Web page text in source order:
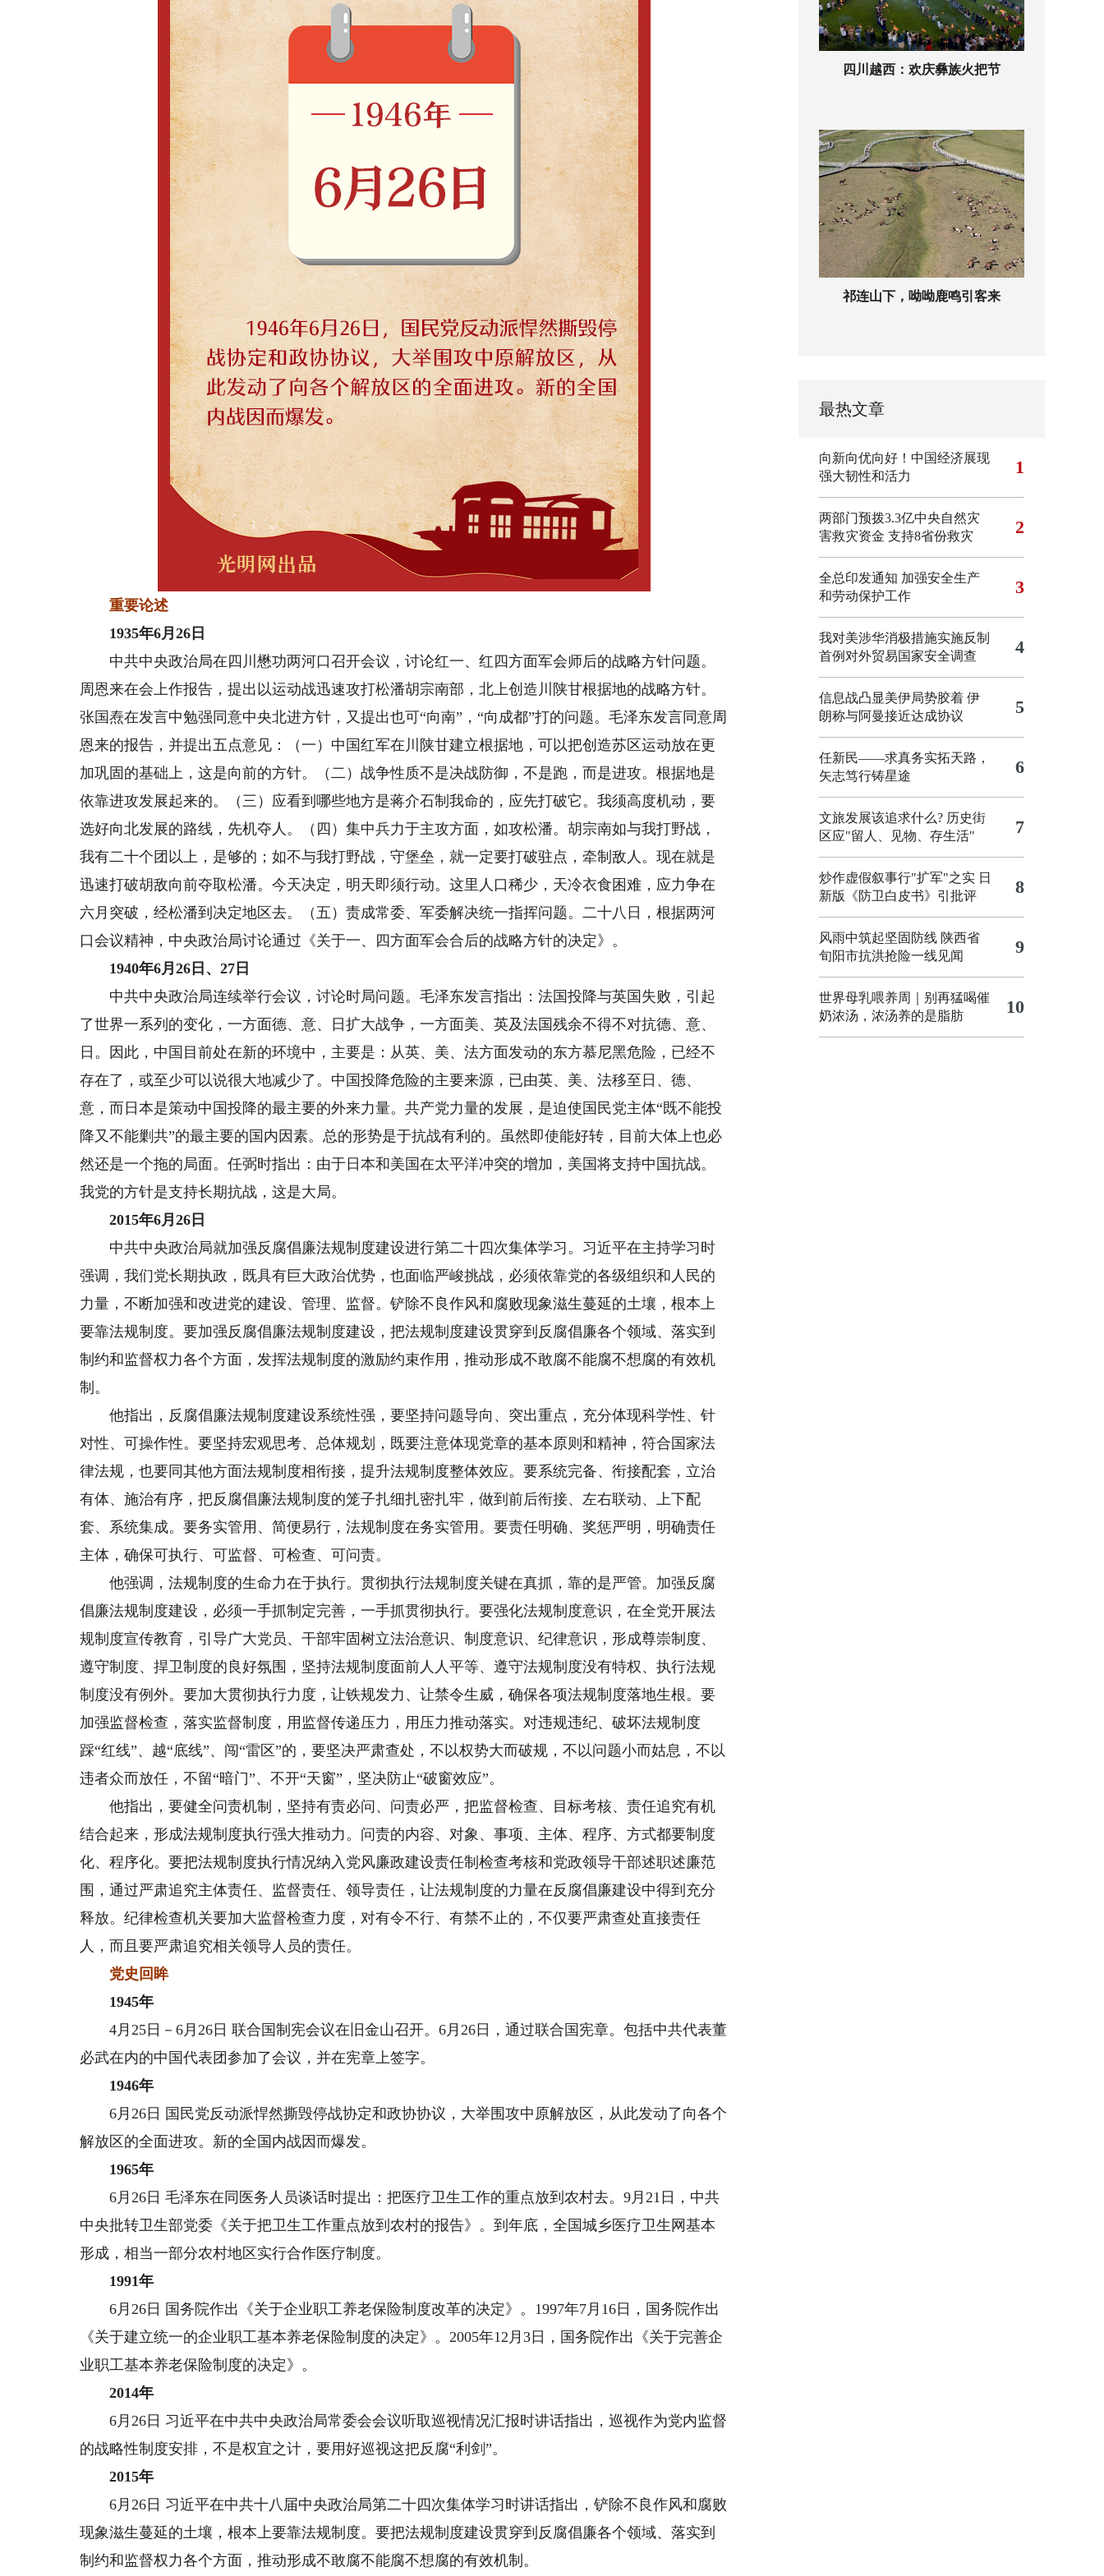
重要论述
1935年6月26日
中共中央政治局在四川懋功两河口召开会议，讨论红一、红四方面军会师后的战略方针问题。
周恩来在会上作报告，提出以运动战迅速攻打松潘胡宗南部，北上创造川陕甘根据地的战略方针。
张国焘在发言中勉强同意中央北进方针，又提出也可“向南”，“向成都”打的问题。毛泽东发言同意周
恩来的报告，并提出五点意见：（一）中国红军在川陕甘建立根据地，可以把创造苏区运动放在更
加巩固的基础上，这是向前的方针。（二）战争性质不是决战防御，不是跑，而是进攻。根据地是
依靠进攻发展起来的。（三）应看到哪些地方是蒋介石制我命的，应先打破它。我须高度机动，要
选好向北发展的路线，先机夺人。（四）集中兵力于主攻方面，如攻松潘。胡宗南如与我打野战，
我有二十个团以上，是够的；如不与我打野战，守堡垒，就一定要打破驻点，牵制敌人。现在就是
迅速打破胡敌向前夺取松潘。今天决定，明天即须行动。这里人口稀少，天冷衣食困难，应力争在
六月突破，经松潘到决定地区去。（五）责成常委、军委解决统一指挥问题。二十八日，根据两河
口会议精神，中央政治局讨论通过《关于一、四方面军会合后的战略方针的决定》。
1940年6月26日、27日
中共中央政治局连续举行会议，讨论时局问题。毛泽东发言指出：法国投降与英国失败，引起
了世界一系列的变化，一方面德、意、日扩大战争，一方面美、英及法国残余不得不对抗德、意、
日。因此，中国目前处在新的环境中，主要是：从英、美、法方面发动的东方慕尼黑危险，已经不
存在了，或至少可以说很大地减少了。中国投降危险的主要来源，已由英、美、法移至日、德、
意，而日本是策动中国投降的最主要的外来力量。共产党力量的发展，是迫使国民党主体“既不能投
降又不能剿共”的最主要的国内因素。总的形势是于抗战有利的。虽然即使能好转，目前大体上也必
然还是一个拖的局面。任弼时指出：由于日本和美国在太平洋冲突的增加，美国将支持中国抗战。
我党的方针是支持长期抗战，这是大局。
2015年6月26日
中共中央政治局就加强反腐倡廉法规制度建设进行第二十四次集体学习。习近平在主持学习时
强调，我们党长期执政，既具有巨大政治优势，也面临严峻挑战，必须依靠党的各级组织和人民的
力量，不断加强和改进党的建设、管理、监督。铲除不良作风和腐败现象滋生蔓延的土壤，根本上
要靠法规制度。要加强反腐倡廉法规制度建设，把法规制度建设贯穿到反腐倡廉各个领域、落实到
制约和监督权力各个方面，发挥法规制度的激励约束作用，推动形成不敢腐不能腐不想腐的有效机
制。
他指出，反腐倡廉法规制度建设系统性强，要坚持问题导向、突出重点，充分体现科学性、针
对性、可操作性。要坚持宏观思考、总体规划，既要注意体现党章的基本原则和精神，符合国家法
律法规，也要同其他方面法规制度相衔接，提升法规制度整体效应。要系统完备、衔接配套，立治
有体、施治有序，把反腐倡廉法规制度的笼子扎细扎密扎牢，做到前后衔接、左右联动、上下配
套、系统集成。要务实管用、简便易行，法规制度在务实管用。要责任明确、奖惩严明，明确责任
主体，确保可执行、可监督、可检查、可问责。
他强调，法规制度的生命力在于执行。贯彻执行法规制度关键在真抓，靠的是严管。加强反腐
倡廉法规制度建设，必须一手抓制定完善，一手抓贯彻执行。要强化法规制度意识，在全党开展法
规制度宣传教育，引导广大党员、干部牢固树立法治意识、制度意识、纪律意识，形成尊崇制度、
遵守制度、捍卫制度的良好氛围，坚持法规制度面前人人平等、遵守法规制度没有特权、执行法规
制度没有例外。要加大贯彻执行力度，让铁规发力、让禁令生威，确保各项法规制度落地生根。要
加强监督检查，落实监督制度，用监督传递压力，用压力推动落实。对违规违纪、破坏法规制度
踩“红线”、越“底线”、闯“雷区”的，要坚决严肃查处，不以权势大而破规，不以问题小而姑息，不以
违者众而放任，不留“暗门”、不开“天窗”，坚决防止“破窗效应”。
他指出，要健全问责机制，坚持有责必问、问责必严，把监督检查、目标考核、责任追究有机
结合起来，形成法规制度执行强大推动力。问责的内容、对象、事项、主体、程序、方式都要制度
化、程序化。要把法规制度执行情况纳入党风廉政建设责任制检查考核和党政领导干部述职述廉范
围，通过严肃追究主体责任、监督责任、领导责任，让法规制度的力量在反腐倡廉建设中得到充分
释放。纪律检查机关要加大监督检查力度，对有令不行、有禁不止的，不仅要严肃查处直接责任
人，而且要严肃追究相关领导人员的责任。
党史回眸
1945年
4月25日－6月26日 联合国制宪会议在旧金山召开。6月26日，通过联合国宪章。包括中共代表董
必武在内的中国代表团参加了会议，并在宪章上签字。
1946年
6月26日 国民党反动派悍然撕毁停战协定和政协协议，大举围攻中原解放区，从此发动了向各个
解放区的全面进攻。新的全国内战因而爆发。
1965年
6月26日 毛泽东在同医务人员谈话时提出：把医疗卫生工作的重点放到农村去。9月21日，中共
中央批转卫生部党委《关于把卫生工作重点放到农村的报告》。到年底，全国城乡医疗卫生网基本
形成，相当一部分农村地区实行合作医疗制度。
1991年
6月26日 国务院作出《关于企业职工养老保险制度改革的决定》。1997年7月16日，国务院作出
《关于建立统一的企业职工基本养老保险制度的决定》。2005年12月3日，国务院作出《关于完善企
业职工基本养老保险制度的决定》。
2014年
6月26日 习近平在中共中央政治局常委会会议听取巡视情况汇报时讲话指出，巡视作为党内监督
的战略性制度安排，不是权宜之计，要用好巡视这把反腐“利剑”。
2015年
6月26日 习近平在中共十八届中央政治局第二十四次集体学习时讲话指出，铲除不良作风和腐败
现象滋生蔓延的土壤，根本上要靠法规制度。要把法规制度建设贯穿到反腐倡廉各个领域、落实到
制约和监督权力各个方面，推动形成不敢腐不能腐不想腐的有效机制。
四川越西：欢庆彝族火把节
祁连山下，呦呦鹿鸣引客来
最热文章
向新向优向好！中国经济展现
强大韧性和活力
1
两部门预拨3.3亿中央自然灾
害救灾资金 支持8省份救灾
2
全总印发通知 加强安全生产
和劳动保护工作
3
我对美涉华消极措施实施反制
首例对外贸易国家安全调查
4
信息战凸显美伊局势胶着 伊
朗称与阿曼接近达成协议
5
任新民——求真务实拓天路，
矢志笃行铸星途
6
文旅发展该追求什么? 历史街
区应"留人、见物、存生活"
7
炒作虚假叙事行"扩军"之实 日
新版《防卫白皮书》引批评
8
风雨中筑起坚固防线 陕西省
旬阳市抗洪抢险一线见闻
9
世界母乳喂养周｜别再猛喝催
奶浓汤，浓汤养的是脂肪
10